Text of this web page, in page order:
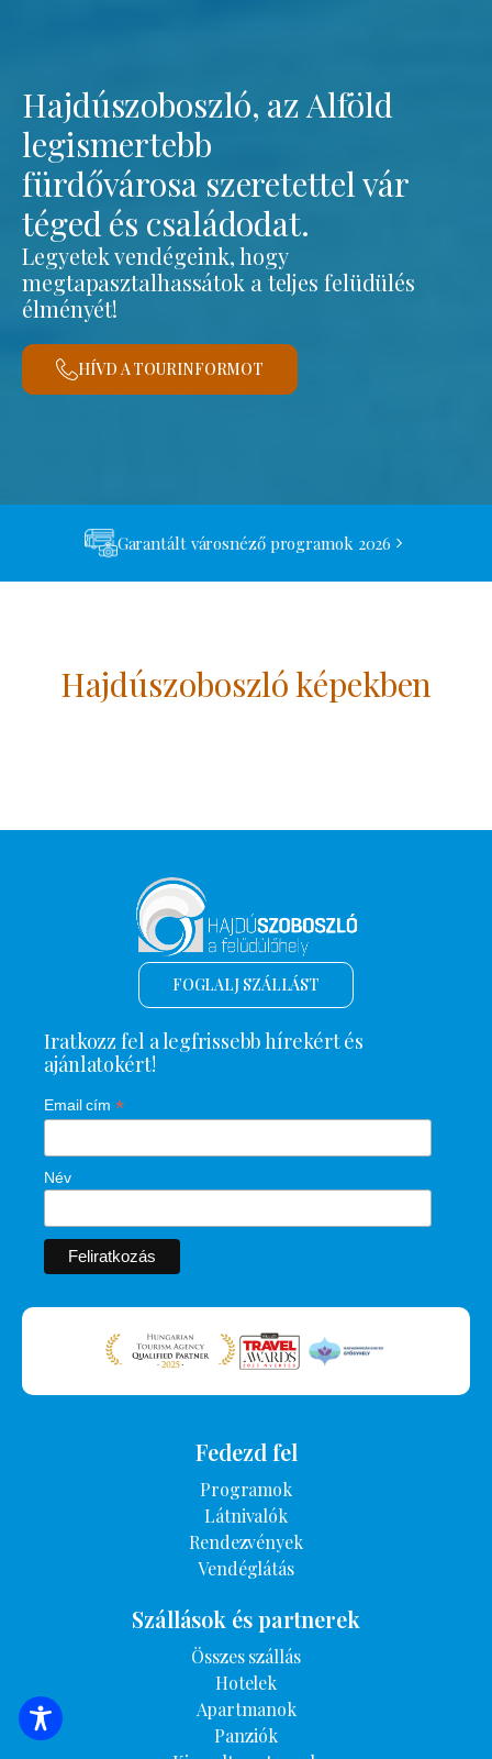
Hajdúszoboszló, az Alföld
legismertebb
fürdővárosa szeretettel vár
téged és családodat.
Legyetek vendégeink, hogy
megtapasztalhassátok a teljes felüdülés
élményét!
HÍVD A TOURINFORMOT
Garantált városnéző programok 2026
Hajdúszoboszló képekben
SZÁLLÁSOK KERESÉSE
FOGLALJ SZÁLLÁST
Iratkozz fel a legfrissebb hírekért és
ajánlatokért!
Email cím *
Név
Fedezd fel
Programok
Látnivalók
Rendezvények
Vendéglátás
Szállások és partnerek
Összes szállás
Hotelek
Apartmanok
Panziók